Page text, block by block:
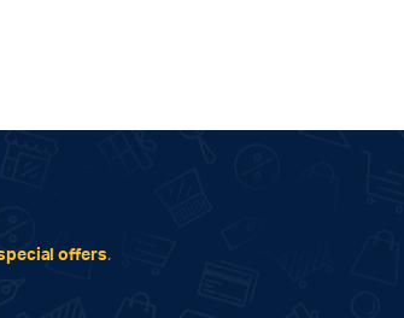
offers.